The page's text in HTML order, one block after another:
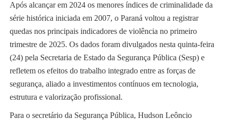
Após alcançar em 2024 os menores índices de criminalidade da
série histórica iniciada em 2007, o Paraná voltou a registrar
quedas nos principais indicadores de violência no primeiro
trimestre de 2025. Os dados foram divulgados nesta quinta-feira
(24) pela Secretaria de Estado da Segurança Pública (Sesp) e
refletem os efeitos do trabalho integrado entre as forças de
segurança, aliado a investimentos contínuos em tecnologia,
estrutura e valorização profissional.
Para o secretário da Segurança Pública, Hudson Leôncio